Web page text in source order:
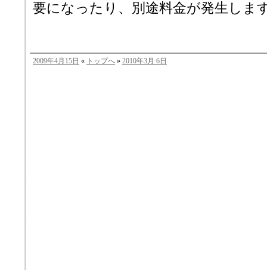
要になったり、別途料金が発生しま
2009年4月15日 « トップへ » 2010年3月 6日